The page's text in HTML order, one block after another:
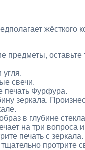
жёсткого
предметы,
угля.
свечи.
печать Фурфура.
зеркала.
в глубине
на три вопроса и
печать с
протрите